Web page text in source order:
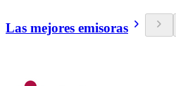
Las mejores emisoras